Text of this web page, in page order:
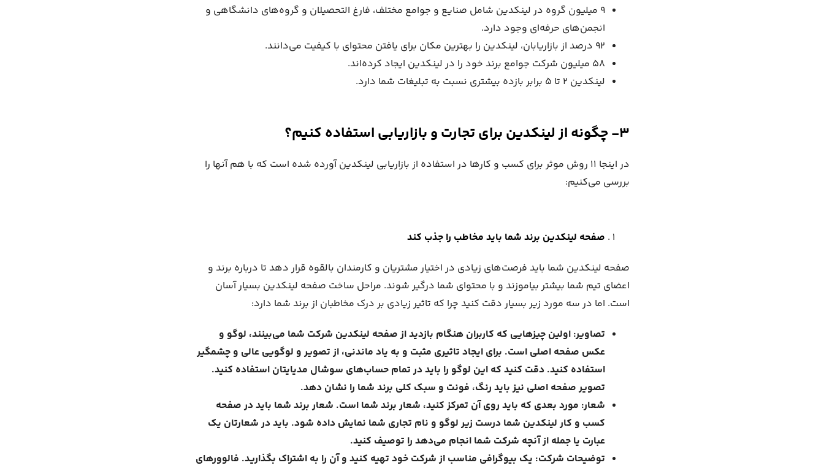
۹ میلیون گروه در لینکدین شامل صنایع و جوامع مختلف، فارغ التحصیلان و گروه‌های دانشگاهی و
انجمن‌های حرفه‌ای وجود دارد.
۹۲ درصد از بازاریابان، لینکدین را بهترین مکان برای یافتن محتوای با کیفیت می‌دانند.
۵۸ میلیون شرکت جوامع برند خود را در لینکدین ایجاد کرده‌اند.
لینکدین ۲ تا ۵ برابر بازده بیشتری نسبت به تبلیغات شما دارد.
۳- چگونه از لینکدین برای تجارت و بازاریابی استفاده کنیم؟
در اینجا ۱۱ روش موثر برای کسب و کارها در استفاده از بازاریابی لینکدین آورده شده است که با هم آنها را
بررسی می‌کنیم:
صفحه لینکدین برند شما باید مخاطب را جذب کند
صفحه لینکدین شما باید فرصت‌های زیادی در اختیار مشتریان و کارمندان بالقوه قرار دهد تا درباره برند و
اعضای تیم شما بیشتر بیاموزند و با محتوای شما درگیر شوند. مراحل ساخت صفحه لینکدین بسیار آسان
است. اما در سه مورد زیر بسیار دقت کنید چرا که تاثیر زیادی بر درک مخاطبان از برند شما دارد:
تصاویر: اولین چیزهایی که کاربران هنگام بازدید از صفحه لینکدین شرکت شما می‌بینند، لوگو و
عکس صفحه اصلی است. برای ایجاد تاثیری مثبت و به یاد ماندنی، از تصویر و لوگویی عالی و چشمگیر
استفاده کنید. دقت کنید که این لوگو را باید در تمام حساب‌های سوشال مدیایتان استفاده کنید.
تصویر صفحه اصلی نیز باید رنگ، فونت و سبک کلی برند شما را نشان دهد.
شعار: مورد بعدی که باید روی آن تمرکز کنید، شعار برند شما است. شعار برند شما باید در صفحه
کسب و کار لینکدین شما درست زیر لوگو و نام تجاری شما نمایش داده شود. باید در شعارتان یک
عبارت یا جمله از آنچه شرکت شما انجام می‌دهد را توصیف کنید.
توضیحات شرکت: یک بیوگرافی مناسب از شرکت خود تهیه کنید و آن را به اشتراک بگذارید. فالوورهای